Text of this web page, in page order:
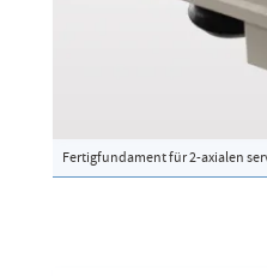
Fertigfundament für 2-axialen